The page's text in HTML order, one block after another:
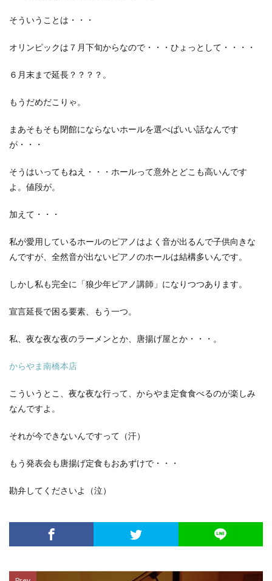
そういうことは・・・
オリンピックは７月下旬からなので・・・ひょっとして・・・・
６月末まで延長？？？？。
もうだめだこりゃ。
まあそもそも閉館にならないホールを選べばいい話なんです
が・・・
そうはいってもねえ・・・ホールって意外とどこも高いんです
よ。値段が。
加えて・・・
私が愛用しているホールのピアノはよく音が出るんで子供向きな
んですが、全然音が出ないピアノのホールは結構多いんです。
しかし私も完全に「狼少年ピアノ講師」になりつつあります。
宣言延長で困る要素、もう一つ。
私、夜な夜な夜のラーメンとか、唐揚げ屋とか・・・。
からやま南橋本店
こういうとこ、夜な夜な行って、からやま定食食べるのが楽しみ
なんですよ。
それが今できないんですって（汗）
もう発表会も唐揚げ定食もおあずけで・・・
勘弁してくださいよ（泣）